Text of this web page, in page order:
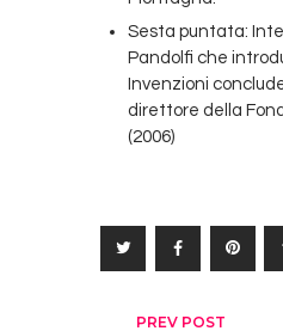
Sesta puntata:
Pandolfi che
Invenzioni
direttore della
(2006)
PREV POST